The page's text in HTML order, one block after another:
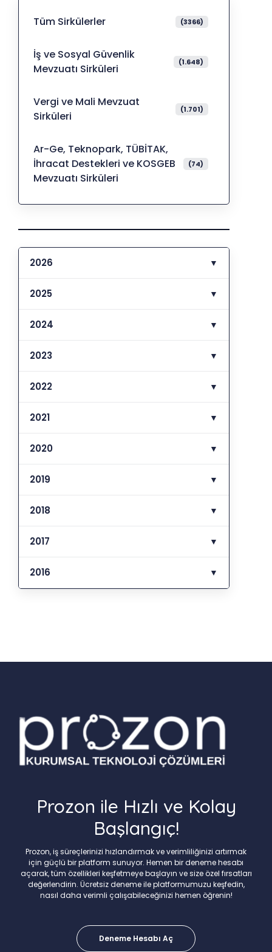
Tüm Sirkülerler (3366)
İş ve Sosyal Güvenlik
Mevzuatı Sirküleri
(1.648)
Vergi ve Mali Mevzuat
Sirküleri
(1.701)
Ar-Ge, Teknopark, TÜBİTAK,
İhracat Destekleri ve KOSGEB
Mevzuatı Sirküleri
(74)
2026 ▼
2025 ▼
2024 ▼
2023 ▼
2022 ▼
2021 ▼
2020 ▼
2019 ▼
2018 ▼
2017 ▼
2016 ▼
Prozon ile Hızlı ve Kolay
Başlangıç!
Prozon, iş süreçlerinizi hızlandırmak ve verimliliğinizi artırmak
için güçlü bir platform sunuyor. Hemen bir deneme hesabı
açarak, tüm özellikleri keşfetmeye başlayın ve size özel fırsatları
değerlendirin. Ücretsiz deneme ile platformumuzu keşfedin,
nasıl daha verimli çalışabileceğinizi hemen öğrenin!
Deneme Hesabı Aç